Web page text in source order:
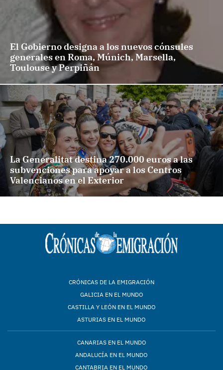
El Gobierno designa a los nuevos cónsules
generales en Roma, Múnich, Marsella,
Toulouse y Perpiñán
La Generalitat destina 270.000 euros a las
subvenciones para apoyar a los Centros
Valencianos en el Exterior
CRÓNICAS DE LA EMIGRACIÓN
GALICIA EN EL MUNDO
CASTILLA Y LEÓN EN EL MUNDO
ASTURIAS EN EL MUNDO
CANARIAS EN EL MUNDO
ANDALUCÍA EN EL MUNDO
CANTABRIA EN EL MUNDO